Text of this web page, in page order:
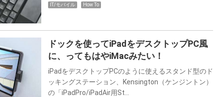
IT/モバイル How To
ドックを使ってiPadをデスクトップPC風
に、ってもはやiMacみたい！
iPadをデスクトップPCのように使えるスタンド型のド
ッキングステーション、Kensington（ケンジントン）
の「iPadPro/iPadAir用St…